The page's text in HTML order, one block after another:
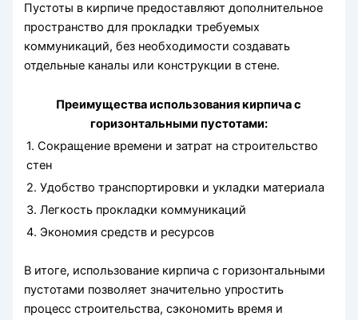
Пустоты в кирпиче предоставляют дополнительное
пространство для прокладки требуемых
коммуникаций, без необходимости создавать
отдельные каналы или конструкции в стене.
Преимущества использования кирпича с
горизонтальными пустотами:
1. Сокращение времени и затрат на строительство
стен
2. Удобство транспортировки и укладки материала
3. Легкость прокладки коммуникаций
4. Экономия средств и ресурсов
В итоге, использование кирпича с горизонтальными
пустотами позволяет значительно упростить
процесс строительства, сэкономить время и